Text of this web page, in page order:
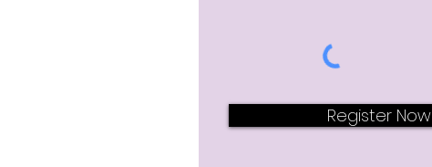
Register Now